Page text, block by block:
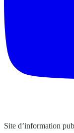
Site d’information